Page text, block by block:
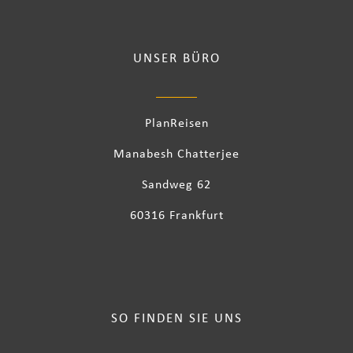
UNSER BÜRO
PlanReisen
Manabesh Chatterjee
Sandweg 62
60316 Frankfurt
SO FINDEN SIE UNS